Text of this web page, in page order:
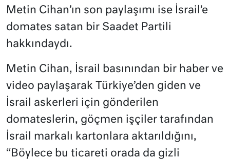
Metin Cihan’ın son paylaşımı ise İsrail’e
domates satan bir Saadet Partili
hakkındaydı.
Metin Cihan, İsrail basınından bir haber ve
video paylaşarak Türkiye’den giden ve
İsrail askerleri için gönderilen
domateslerin, göçmen işçiler tarafından
İsrail markalı kartonlara aktarıldığını,
“Böylece bu ticareti orada da gizli